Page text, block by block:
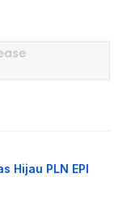
Hijau PLN EPI